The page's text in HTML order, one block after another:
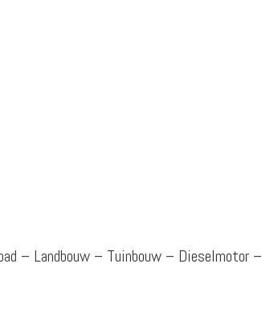
– Landbouw – Tuinbouw – Dieselmotor –